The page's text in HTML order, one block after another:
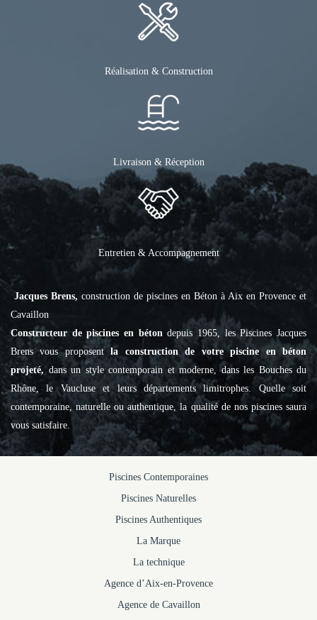
Réalisation & Construction
Livraison & Réception
Entretien & Accompagnement
Jacques Brens, construction de piscines en Béton à Aix en Provence et
Cavaillon
Constructeur de piscines en bétondepuis 1965, les Piscines Jacques
Brens vous proposentla construction de votre piscine en béton
projeté, dans un style contemporain et moderne, dans les Bouches du
Rhône, le Vaucluse et leurs départements limitrophes. Quelle soit
contemporaine, naturelle ou authentique, la qualité de nos piscines saura
vous satisfaire.
Piscines Contemporaines
Piscines Naturelles
Piscines Authentiques
La Marque
La technique
Agence d’Aix-en-Provence
Agence de Cavaillon